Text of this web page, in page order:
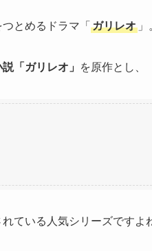
とめるドラマ「 ガリレオ 」
「ガリレオ」 を原作とし、
ている人気シリーズですよ